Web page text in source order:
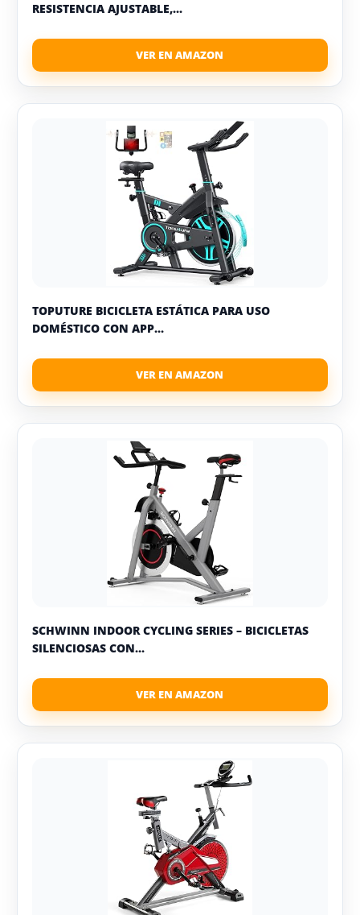
RESISTENCIA AJUSTABLE,...
TOPUTURE BICICLETA ESTÁTICA PARA USO
DOMÉSTICO CON APP...
SCHWINN INDOOR CYCLING SERIES – BICICLETAS
SILENCIOSAS CON...